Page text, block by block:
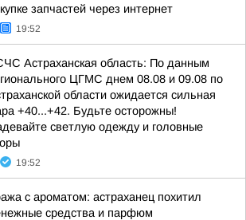
запчастей через интернет
19:52
Астраханская область: По данным
ЦГМС днем 08.08 и 09.08 по
области ожидается сильная
+40...+42. Будьте осторожны!
светлую одежду и головные
19:52
с ароматом: астраханец похитил
средства и парфюм